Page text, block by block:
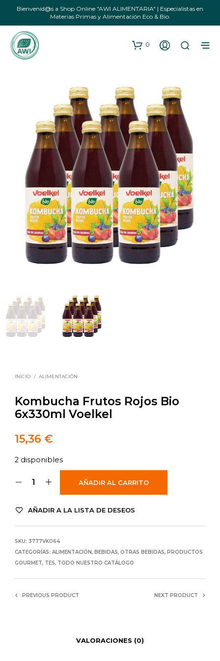
Bienvenid@s a Shop Online "AWI ALIMENTARIA" | Especialistas en
Materias Primas y Alimentación Eco & Bio.
0
INICIO / ALIMENTACIÓN
Kombucha Frutos Rojos Bio
6x330ml Voelkel
15,36 €
2 disponibles
AÑADIR AL CARRITO
AÑADIR A LA LISTA DE DESEOS
SKU: 3777VK064
CATEGORÍAS: ALIMENTACIÓN, BEBIDAS, OTRAS BEBIDAS, PRODUCTOS
GOURMET, TES, TODO NUESTRO CATÁLOGO
PREVIOUS PRODUCT NEXT PRODUCT
VALORACIONES (0)